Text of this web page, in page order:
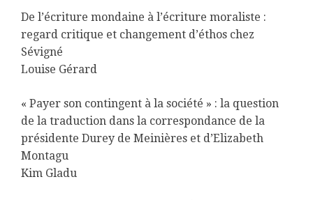
De l’écriture mondaine à l’écriture moraliste :
regard critique et changement d’éthos chez
Sévigné
Louise Gérard
« Payer son contingent à la société » : la question
de la traduction dans la correspondance de la
présidente Durey de Meinières et d’Elizabeth
Montagu
Kim Gladu